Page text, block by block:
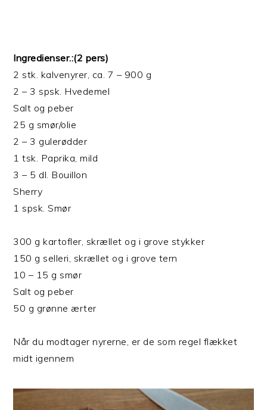
Ingredienser.:(2 pers)
2 stk. kalvenyrer, ca. 7 – 900 g
2 – 3 spsk. Hvedemel
Salt og peber
25 g smør/olie
2 – 3 gulerødder
1 tsk. Paprika, mild
3 – 5 dl. Bouillon
Sherry
1 spsk. Smør
300 g kartofler, skrællet og i grove stykker
150 g selleri, skrællet og i grove tern
10 – 15 g smør
Salt og peber
50 g grønne ærter
Når du modtager nyrerne, er de som regel flækket
midt igennem